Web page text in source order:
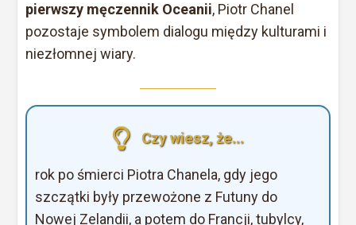
pierwszy męczennik Oceanii, Piotr Chanel
pozostaje symbolem dialogu między kulturami i
niezłomnej wiary.
Czy wiesz, że...
rok po śmierci Piotra Chanela, gdy jego
szczątki były przewożone z Futuny do
Nowej Zelandii, a potem do Francji, tubylcy,